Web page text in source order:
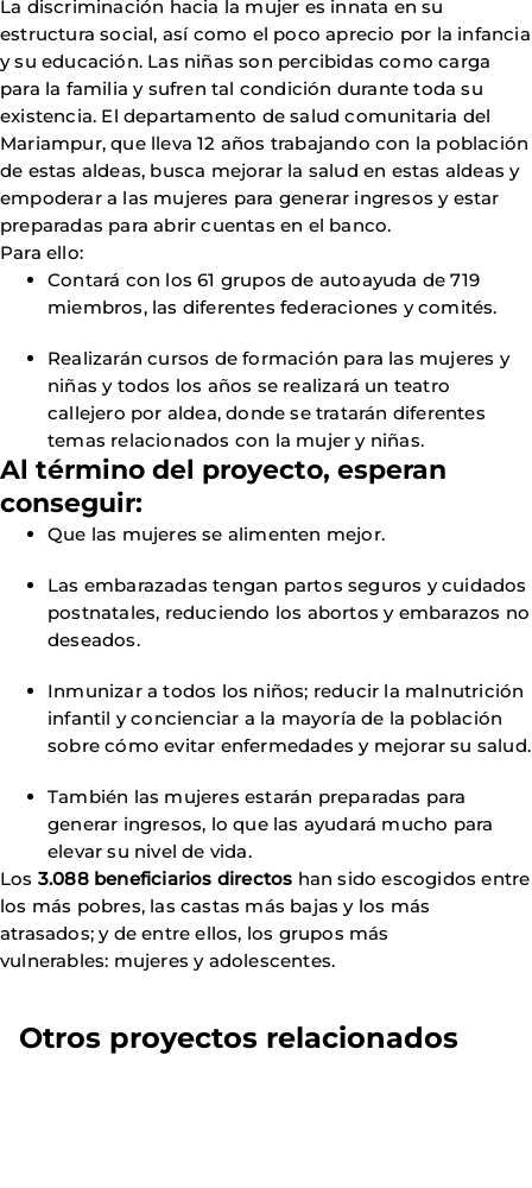
La discriminación hacia la mujer es innata en su
estructura social, así como el poco aprecio por la infancia
y su educación. Las niñas son percibidas como carga
para la familia y sufren tal condición durante toda su
existencia. El departamento de salud comunitaria del
Mariampur, que lleva 12 años trabajando con la población
de estas aldeas, busca mejorar la salud en estas aldeas y
empoderar a las mujeres para generar ingresos y estar
preparadas para abrir cuentas en el banco.
Para ello:
Contará con los 61 grupos de autoayuda de 719
miembros, las diferentes federaciones y comités.
Realizarán cursos de formación para las mujeres y
niñas y todos los años se realizará un teatro
callejero por aldea, donde se tratarán diferentes
temas relacionados con la mujer y niñas.
Al término del proyecto, esperan
conseguir:
Que las mujeres se alimenten mejor.
Las embarazadas tengan partos seguros y cuidados
postnatales, reduciendo los abortos y embarazos no
deseados.
Inmunizar a todos los niños; reducir la malnutrición
infantil y concienciar a la mayoría de la población
sobre cómo evitar enfermedades y mejorar su salud.
También las mujeres estarán preparadas para
generar ingresos, lo que las ayudará mucho para
elevar su nivel de vida.
Los 3.088 beneficiarios directos han sido escogidos entre
los más pobres, las castas más bajas y los más
atrasados; y de entre ellos, los grupos más
vulnerables: mujeres y adolescentes.
Otros proyectos relacionados